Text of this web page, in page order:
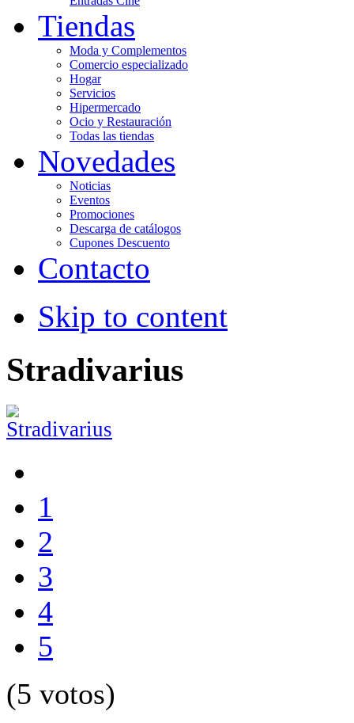
Tiendas
Moda y Complementos
Comercio especializado
Hogar
Servicios
Hipermercado
Ocio y Restauración
Todas las tiendas
Novedades
Noticias
Eventos
Promociones
Descarga de catálogos
Cupones Descuento
Contacto
Skip to content
Stradivarius
1
2
3
4
5
(5 votos)